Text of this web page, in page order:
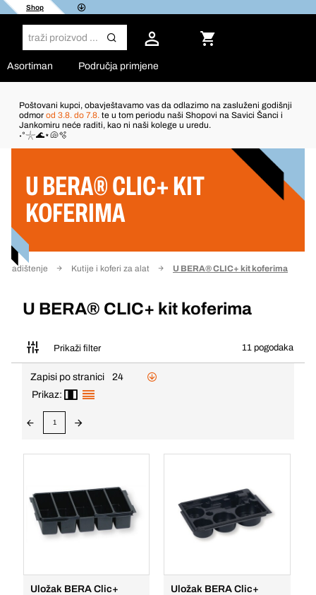
Shop
Asortiman Područja primjene
Poštovani kupci, obavještavamo vas da odlazimo na zasluženi godišnji
odmor od 3.8. do 7.8. te u tom periodu naši Shopovi na Savici Šanci i
Jankomiru neće raditi, kao ni naši kolege u uredu.
˖°𓇼🌊⋆🐚🫧
U BERA® CLIC+ KIT
KOFERIMA
Kutije i koferi za alat U BERA® CLIC+ kit koferima
U BERA® CLIC+ kit koferima
Prikaži filter 11 pogodaka
Filter
Zapisi po stranici
24
Prikaz:
1
Uložak BERA Clic+
Uložak BERA Clic+